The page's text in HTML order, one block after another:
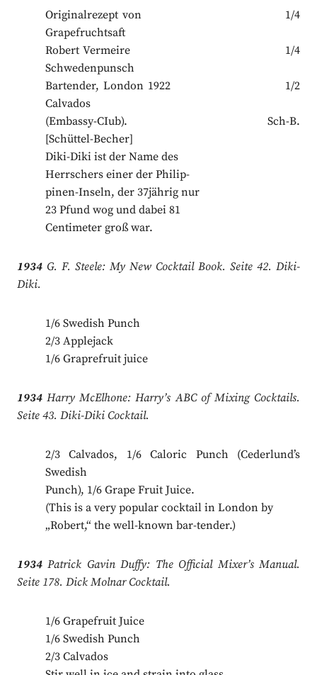
Originalrezept von 1/4
Grapefruchtsaft
Robert Vermeire 1/4
Schwedenpunsch
Bartender, London 1922 1/2
Calvados
(Embassy-CIub). Sch-B.
[Schüttel-Becher]
Diki-Diki ist der Name des
Herrschers einer der Philip-
pinen-Inseln, der 37jährig nur
23 Pfund wog und dabei 81
Centimeter groß war.
1934G. F. Steele: My New Cocktail Book. Seite 42. Diki-
Diki.
1/6 Swedish Punch
2/3 Applejack
1/6 Graprefruit juice
1934Harry McElhone: Harry’s ABC of Mixing Cocktails.
Seite 43. Diki-Diki Cocktail.
2/3 Calvados, 1/6 Caloric Punch (Cederlund’s
Swedish
Punch), 1/6 Grape Fruit Juice.
(This is a very popular cocktail in London by
„Robert,“ the well-known bar-tender.)
1934Patrick Gavin Duffy: The Official Mixer’s Manual.
Seite 178. Dick Molnar Cocktail.
1/6 Grapefruit Juice
1/6 Swedish Punch
2/3 Calvados